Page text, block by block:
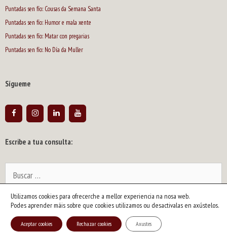
Puntadas sen fío: Cousas da Semana Santa
Puntadas sen fío: Humor e mala xente
Puntadas sen fío: Matar con pregarias
Puntadas sen fío: No Día da Muller
Sígueme
Escribe a tua consulta:
2026 © Siro | Artista y escritor gallego. Dibujante de humor y caricaturista
político. Pintor y ensayista |info@siroartista.com| Aviso legal y política de
privacidad
Utilizamos cookies para ofrecerche a mellor experiencia na nosa web.
Podes aprender máis sobre que cookies utilizamos ou desactivalas en axústelos.
Aceptar cookies Rechazar cookies Axustes